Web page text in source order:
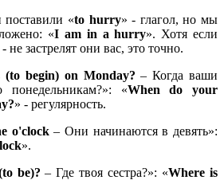
поставили «to hurry» - глагол, но мы
«Iam in ahurry». Хотя если
- не застрелят они вас, это точно.
(to begin) on Mon­day? – Когда ваши
понедельникам?»: «When do your
» - регулярность.
o'clock– Они начинаются в девять»:
».
be)? – Где твоя сестра?»: «Where is